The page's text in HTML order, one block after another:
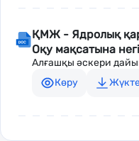
ҚМЖ - Ядролық
Оқу мақсатына
Алғашқы әскери
Көру